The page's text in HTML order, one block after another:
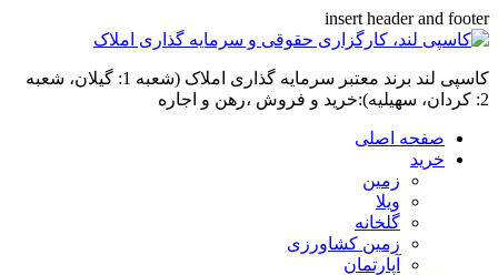
insert header and footer
کاسپی لند برند معتبر سرمایه گذاری املاک (شعبه 1: گیلان، شعبه
2: کردان، سهیلیه):خرید و فروش ،رهن و اجاره
صفحه اصلی
خرید
زمین
ویلا
گلخانه
زمین کشاورزی
آپارتمان